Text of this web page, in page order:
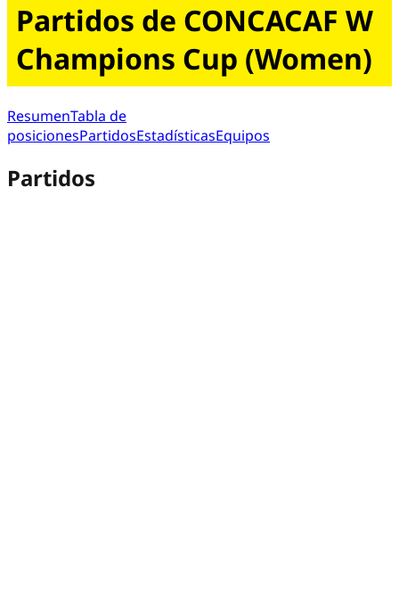
Partidos de CONCACAF W
Champions Cup (Women)
ResumenTabla de
posicionesPartidosEstadísticasEquipos
Partidos